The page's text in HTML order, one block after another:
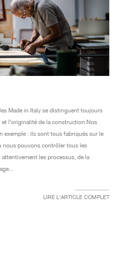
Made in Italy se distinguent toujours
l’originalité de la construction. Nos
exemple : ils sont tous fabriqués sur le
nous pouvons contrôler tous les
les processus, de la
LIRE L'ARTICLE COMPLET